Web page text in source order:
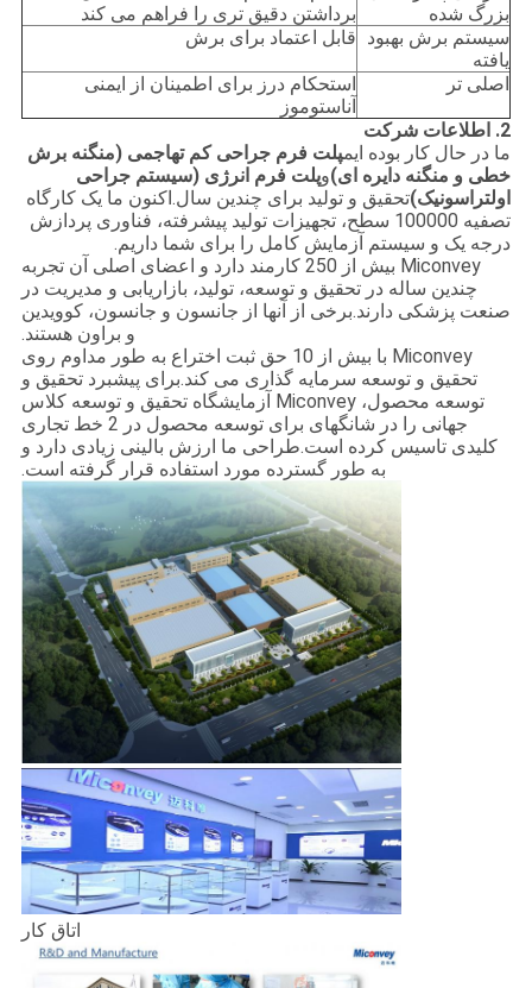
بزرگ شده
برداشتن دقیق تری را فراهم می کند
سیستم برش بهبود
یافته
قابل اعتماد برای برش
اصلی تر
استحکام درز برای اطمینان از ایمنی
آناستوموز
2. اطلاعات شرکت
ما در حال کار بوده ایمپلت فرم جراحی کم تهاجمی (منگنه برش
خطی و منگنه دایره ای)وپلت فرم انرژی (سیستم جراحی
اولتراسونیک)تحقیق و تولید برای چندین سال.اکنون ما یک کارگاه
تصفیه 100000 سطح، تجهیزات تولید پیشرفته، فناوری پردازش
درجه یک و سیستم آزمایش کامل را برای شما داریم.
Miconvey بیش از 250 کارمند دارد و اعضای اصلی آن تجربه
چندین ساله در تحقیق و توسعه، تولید، بازاریابی و مدیریت در
صنعت پزشکی دارند.برخی از آنها از جانسون و جانسون، کوویدین
و براون هستند.
Miconvey با بیش از 10 حق ثبت اختراع به طور مداوم روی
تحقیق و توسعه سرمایه گذاری می کند.برای پیشبرد تحقیق و
توسعه محصول، Miconvey آزمایشگاه تحقیق و توسعه کلاس
جهانی را در شانگهای برای توسعه محصول در 2 خط تجاری
کلیدی تاسیس کرده است.طراحی ما ارزش بالینی زیادی دارد و
به طور گسترده مورد استفاده قرار گرفته است.
اتاق کار